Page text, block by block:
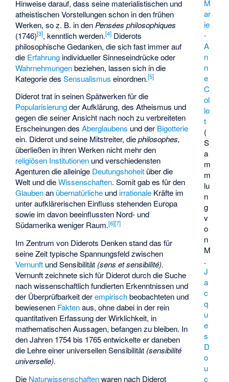
M
ar
ie
-
A
n
n
e
C
ol
lo
t
(
S
a
m
m
lu
n
g
v
o
n
M
.
J
a
c
q
u
e
s
D
o
u
c
Hinweise darauf, dass seine materialistischen und
atheistischen Vorstellungen schon in den frühen
Werken, so z. B. in den Pensées philosophiques
(1746)[3], kenntlich werden.[4] Diderots
philosophische Gedanken, die sich fast immer auf
die Erfahrung individueller Sinneseindrücke oder
Wahrnehmungenbeziehen, lassen sich in die
Kategorie desSensualismus einordnen.[5]
Diderot trat in seinen Spätwerken für die
Popularisierungder Aufklärung, des Atheismus und
gegen die seiner Ansicht nach noch zu verbreiteten
Erscheinungen desAberglaubens und der Bigotterie
ein. Diderot und seine Mitstreiter, diephilosophes,
überließen in ihren Werken nicht mehr den
religiösen Institutionen und verschiedensten
Agenturen die alleinige Deutungshoheit über die
Welt und dieWissenschaften. Somit gab es für den
Glaubenan übernatürliche und irrationale Kräfte im
unter aufklärerischen Einfluss stehenden Europa
sowie im davon beeinflussten Nord- und
Südamerika weniger Raum.[6][7]
Im Zentrum von Diderots Denken stand das für
seine Zeit typische Spannungsfeld zwischen
Vernunft und Sensibilität (sens et sensibilité).
Vernunft zeichnete sich für Diderot durch die Suche
nach wissenschaftlich fundierten Erkenntnissen und
der Überprüfbarkeit derempirischbeobachteten und
bewiesenen Faktenaus, ohne dabei in der rein
quantitativen Erfassung der Wirklichkeit, in
mathematischen Aussagen, befangen zu bleiben. In
den Jahren 1754 bis 1765 entwickelte er daneben
die Lehre einer universellen Sensibilität (sensibilité
universelle).
Die Naturwissenschaftenwaren nach Diderot